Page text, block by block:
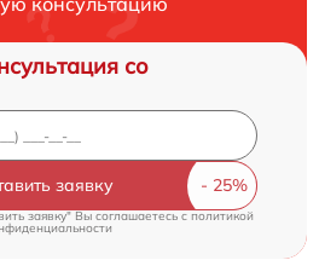
со
заявку
заявку" Вы соглашаетесь cполитикой